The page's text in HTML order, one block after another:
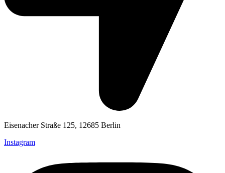
Eisenacher Straße 125, 12685 Berlin
Instagram